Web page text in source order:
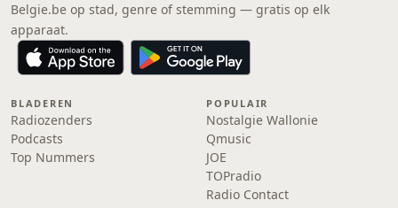
Belgie.be op stad, genre of stemming — gratis op elk
apparaat.
BLADEREN
Radiozenders
Podcasts
Top Nummers
POPULAIR
Nostalgie Wallonie
Qmusic
JOE
TOPradio
Radio Contact